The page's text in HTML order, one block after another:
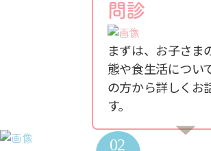
問診
まずは、お子さま
態や食生活につい
の方から詳しくお
す。